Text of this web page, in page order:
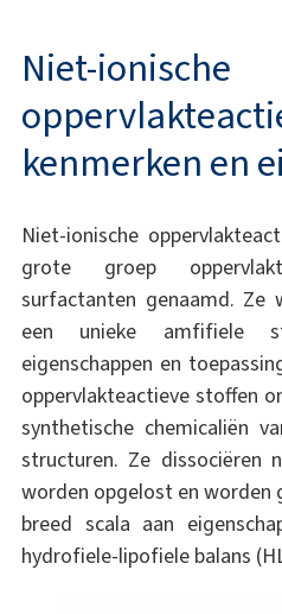
Niet-ionische
kenmerken en
Niet-ionische
grote groep
surfactanten genaamd. Ze
een unieke amfifiele
eigenschappen en
oppervlakteactieve stoffen
synthetische chemicaliën
structuren. Ze dissociëren
worden opgelost en worden
breed scala aan
hydrofiele-lipofiele balans